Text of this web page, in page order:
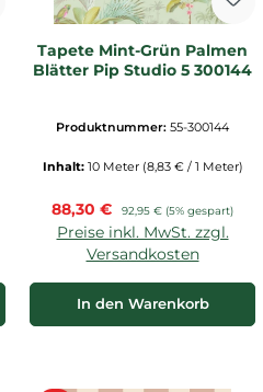
Tapete Mint-Grün Palmen
Blätter Pip Studio 5 300144
Produktnummer: 55-300144
Inhalt: 10 Meter (8,83 € / 1 Meter)
Verkaufspreis:
88,30 € Regulärer Preis:
92,95 € (5% gespart)
Preise inkl. MwSt. zzgl.
Versandkosten
In den Warenkorb